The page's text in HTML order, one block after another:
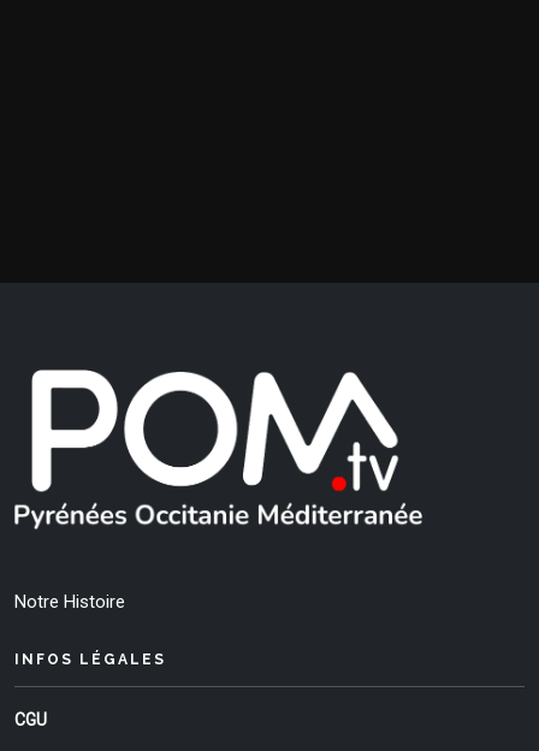
Notre Histoire
INFOS LÉGALES
CGU